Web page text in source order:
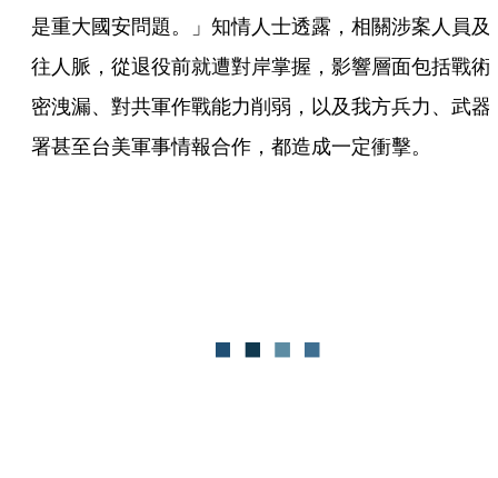
是重大國安問題。」知情人士透露，相關涉案人員及
往人脈，從退役前就遭對岸掌握，影響層面包括戰術
密洩漏、對共軍作戰能力削弱，以及我方兵力、武器
署甚至台美軍事情報合作，都造成一定衝擊。